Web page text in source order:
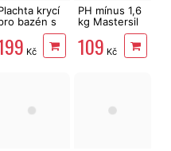
krycí
bazén s
o
průměru 305
Kč
PH mínus 1,6
kg Mastersil
109 Kč